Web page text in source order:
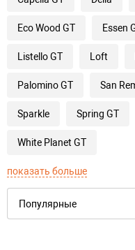
Eco Wood GT Essen
Listello GT Loft
Palomino GT San
Sparkle Spring GT
White Planet GT
показать больше